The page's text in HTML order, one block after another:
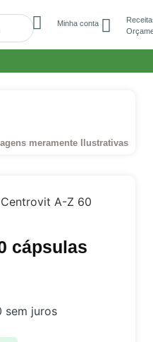
Minha conta
meramente Ilustrativas
A-Z 60
cápsulas
sem juros